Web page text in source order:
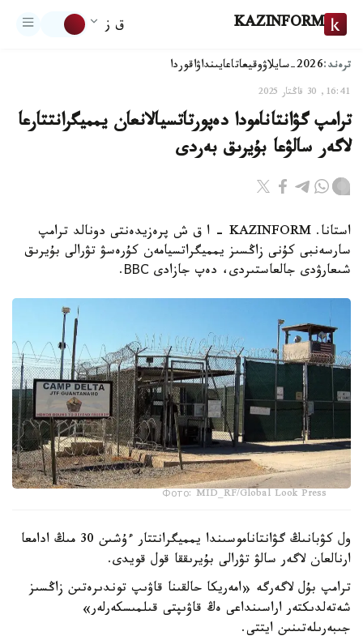
KAZINFORM ق ز
ترەند:2026-سايلاۋ وقيعاتاعايىنداۋاقوردا
16:41, 30 قاڭتار 2025
ترامپ گۋانتانامودا دەپورتاتسيالانعان يمميگرانتتارعا
لاگەر سالۋعا بۇيرىق بەردى
استانا. KAZINFORM - ا ق ش پرەزيدەنتى دونالد ترامپ
سارسەنبى كۇنى زاڭسىز يمميگراتسيامەن كۇرەسۋ تۋرالى بۇيرىق
شىعارۋدى جالعاستىردى، دەپ جازادى ВВС.
Фото: MID_RF/Global Look Press
ول كۋبانىڭ گۋانتاناموسىندا يمميگرانتتار ءۇشىن 30 مىڭ ادامعا
ارنالعان لاگەر سالۋ تۋرالى بۇيرىققا قول قويدى.
ترامپ بۇل لاگەرگە «امەريكا حالقىنا قاۋىپ توندىرەتىن زاڭسىز
شەتەلدىكتەر اراسىنداعى ەڭ قاۋىپتى قىلمىسكەرلەر»
جىبەرىلەتىنىن ايتتى.